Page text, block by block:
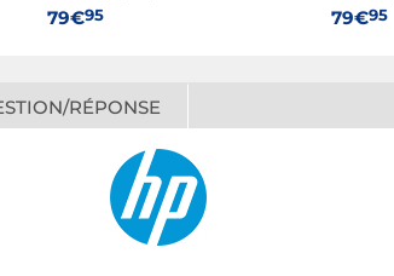
79€95 79€95
RÉPONSE